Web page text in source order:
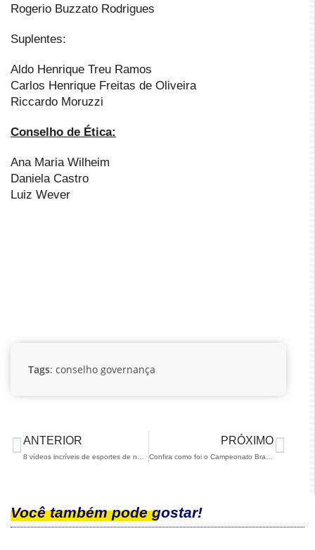
Rogerio Buzzato Rodrigues
Suplentes:
Aldo Henrique Treu Ramos
Carlos Henrique Freitas de Oliveira
Riccardo Moruzzi
Conselho de Ética:
Ana Maria Wilheim
Daniela Castro
Luiz Wever
Tags: conselho governança
ANTERIOR PRÓXIMO
Você também pode gostar!